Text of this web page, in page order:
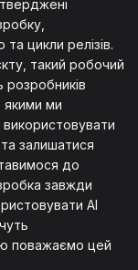
цикли релізів.
такий робочий
якими ми
залишатися
до
завжди
AI
поважаємо цей